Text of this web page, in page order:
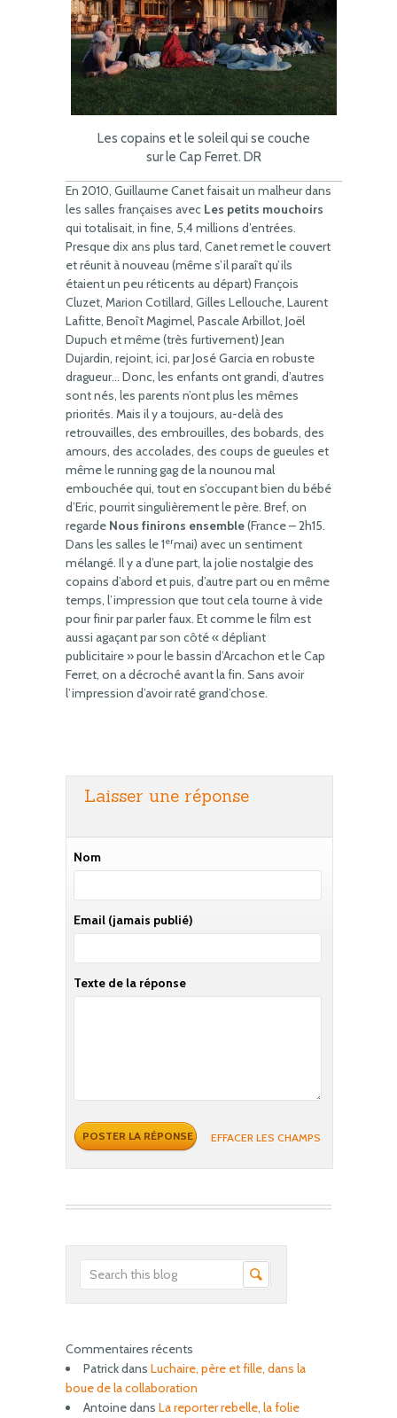
Les copains et le soleil qui se couche
sur le Cap Ferret. DR
En 2010, Guillaume Canet faisait un malheur dans
les salles françaises avec Les petits mouchoirs
qui totalisait, in fine, 5,4 millions d’entrées.
Presque dix ans plus tard, Canet remet le couvert
et réunit à nouveau (même s’il paraît qu’ils
étaient un peu réticents au départ) François
Cluzet, Marion Cotillard, Gilles Lellouche, Laurent
Lafitte, Benoît Magimel, Pascale Arbillot, Joël
Dupuch et même (très furtivement) Jean
Dujardin, rejoint, ici, par José Garcia en robuste
dragueur… Donc, les enfants ont grandi, d’autres
sont nés, les parents n’ont plus les mêmes
priorités. Mais il y a toujours, au-delà des
retrouvailles, des embrouilles, des bobards, des
amours, des accolades, des coups de gueules et
même le running gag de la nounou mal
embouchée qui, tout en s’occupant bien du bébé
d’Eric, pourrit singulièrement le père. Bref, on
regarde Nous finirons ensemble(France – 2h15.
Dans les salles le 1ermai) avec un sentiment
mélangé. Il y a d’une part, la jolie nostalgie des
copains d’abord et puis, d’autre part ou en même
temps, l’impression que tout cela tourne à vide
pour finir par parler faux. Et comme le film est
aussi agaçant par son côté « dépliant
publicitaire » pour le bassin d’Arcachon et le Cap
Ferret, on a décroché avant la fin. Sans avoir
l’impression d’avoir raté grand’chose.
Laisser une réponse
Nom
Email (jamais publié)
Texte de la réponse
EFFACER LES CHAMPS
Commentaires récents
Patrickdans Luchaire, père et fille, dans la
boue de la collaboration
Antoinedans La reporter rebelle, la folie